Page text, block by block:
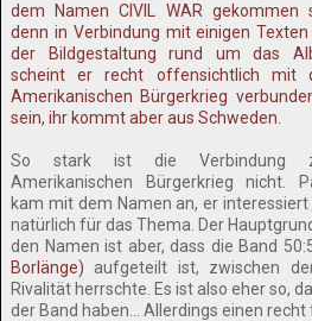
dem Namen CIVIL WAR gekommen
denn in Verbindung mit einigen Texten
der Bildgestaltung rund um das
scheint er recht offensichtlich mit
Amerikanischen Bürgerkrieg
sein, ihr kommt aber aus Schweden.
So stark ist die Verbindung
Amerikanischen Bürgerkrieg nicht.
kam mit dem Namen an, er interessiert
natürlich für das Thema. Der
den Namen ist aber, dass die Band
Borlänge) aufgeteilt ist, zwischen
Rivalität herrschte. Es ist also eher so,
der Band haben… Allerdings einen recht